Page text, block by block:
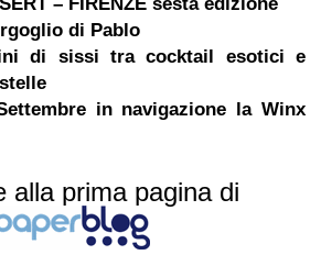
di Pablo
di sissi tra cocktail esotici e
in navigazione la Winx
alla prima pagina di